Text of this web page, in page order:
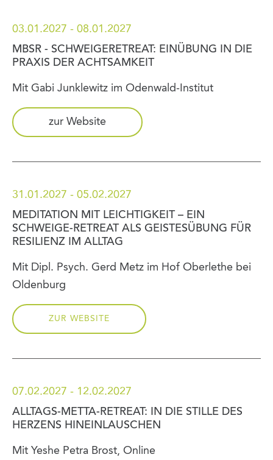
03.01.2027 - 08.01.2027
MBSR - SCHWEIGERETREAT: EINÜBUNG IN DIE
PRAXIS DER ACHTSAMKEIT
Mit Gabi Junklewitz im Odenwald-Institut
zur Website
31.01.2027 - 05.02.2027
MEDITATION MIT LEICHTIGKEIT – EIN
SCHWEIGE-RETREAT ALS GEISTESÜBUNG FÜR
RESILIENZ IM ALLTAG
Mit Dipl. Psych. Gerd Metz im Hof Oberlethe bei
Oldenburg
ZUR WEBSITE
07.02.2027 - 12.02.2027
ALLTAGS-METTA-RETREAT: IN DIE STILLE DES
HERZENS HINEINLAUSCHEN
Mit Yeshe Petra Brost, Online